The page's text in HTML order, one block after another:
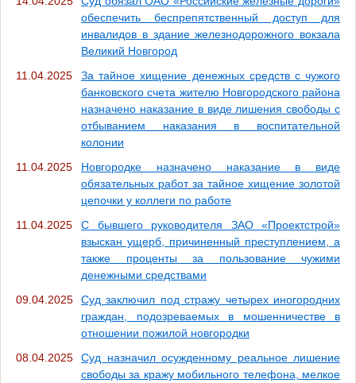
обеспечить беспрепятственный доступ для
инвалидов в здание железнодорожного вокзала
Великий Новгород
11.04.2025
За тайное хищение денежных средств с чужого
банковского счета жителю Новгородского района
назначено наказание в виде лишения свободы с
отбыванием наказания в воспитательной
колонии
11.04.2025
Новгородке назначено наказание в виде
обязательных работ за тайное хищение золотой
цепочки у коллеги по работе
11.04.2025
С бывшего руководителя ЗАО «Проектстрой»
взыскан ущерб, причиненный преступлением, а
также проценты за пользование чужими
денежными средствами
09.04.2025
Суд заключил под стражу четырех иногородних
граждан, подозреваемых в мошенничестве в
отношении пожилой новгородки
08.04.2025
Суд назначил осужденному реальное лишение
свободы за кражу мобильного телефона, мелкое